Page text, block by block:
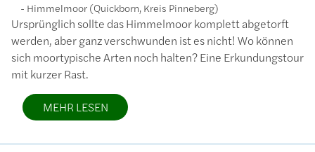
Himmelmoor (Quickborn, Kreis Pinneberg)
Ursprünglich sollte das Himmelmoor komplett abgetorft
werden, aber ganz verschwunden ist es nicht! Wo können
sich moortypische Arten noch halten? Eine Erkundungstour
mit kurzer Rast.
MEHR LESEN